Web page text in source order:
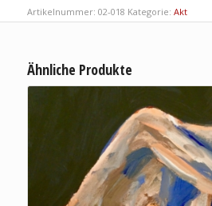
Artikelnummer: 02-018 Kategorie: Akt
Ähnliche Produkte